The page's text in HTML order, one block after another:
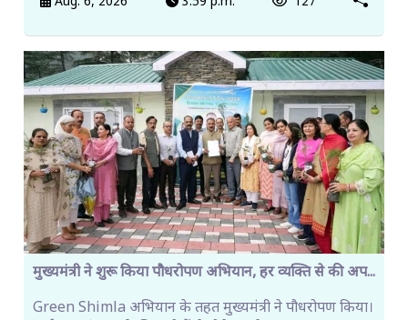
मुख्यमंत्री ने शुरू किया पौधरोपण अभियान, हर व्यक्ति से की अप...
Green Shimla अभियान के तहत मुख्यमंत्री ने पौधरोपण किया।